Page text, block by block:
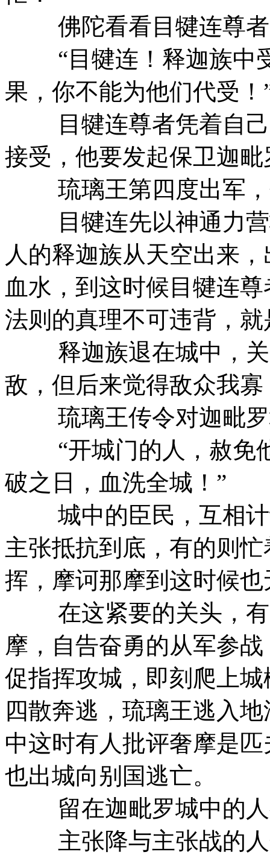
佛陀看看目犍连尊者
“目犍连！释迦族中受
果，你不能为他们代受！
目犍连尊者凭着自己
接受，他要发起保卫迦
琉璃王第四度出军，
目犍连先以神通力营
人的释迦族从天空出来
血水，到这时候目犍连
法则的真理不可违背，
释迦族退在城中，关
敌，但后来觉得敌众我
琉璃王传令对迦毗罗
“开城门的人，赦免他
破之日，血洗全城！”
城中的臣民，互相计
主张抵抗到底，有的则
挥，摩诃那摩到这时候
在这紧要的关头，有
摩，自告奋勇的从军参
促指挥攻城，即刻爬上
四散奔逃，琉璃王逃入
中这时有人批评奢摩是
也出城向别国逃亡。
留在迦毗罗城中的人
主张降与主张战的人